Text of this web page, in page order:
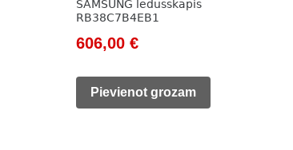
SAMSUNG ledusskapis
RB38C7B4EB1
Original
was:
606,00€Current
is:
Pievienot grozam